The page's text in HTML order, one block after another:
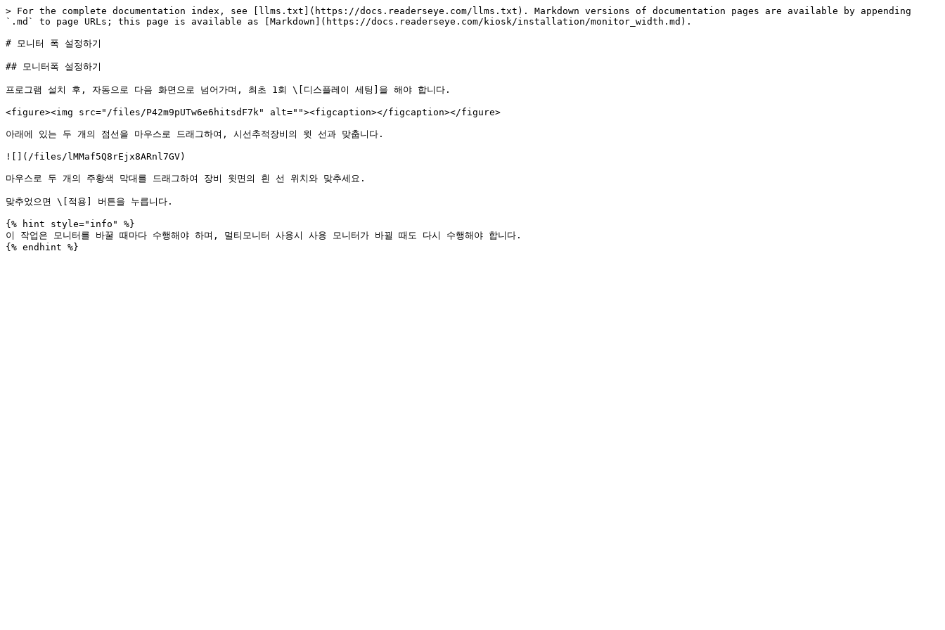
> For the complete documentation index, see [llms.txt](https://docs.readerseye.com/llms.txt). Markdown versions of documentation pages are available by appending
`.md` to page URLs; this page is available as [Markdown](https://docs.readerseye.com/kiosk/installation/monitor_width.md).
# 모니터 폭 설정하기
## 모니터폭 설정하기
프로그램 설치 후, 자동으로 다음 화면으로 넘어가며, 최초 1회 \[디스플레이 세팅]을 해야 합니다.
<figure><img src="/files/P42m9pUTw6e6hitsdF7k" alt=""><figcaption></figcaption></figure>
아래에 있는 두 개의 점선을 마우스로 드래그하여, 시선추적장비의 윗 선과 맞춥니다.
![](/files/lMMaf5Q8rEjx8ARnl7GV)
마우스로 두 개의 주황색 막대를 드래그하여 장비 윗면의 흰 선 위치와 맞추세요.
맞추었으면 \[적용] 버튼을 누릅니다.
{% hint style="info" %}
이 작업은 모니터를 바꿀 때마다 수행해야 하며, 멀티모니터 사용시 사용 모니터가 바뀔 때도 다시 수행해야 합니다.